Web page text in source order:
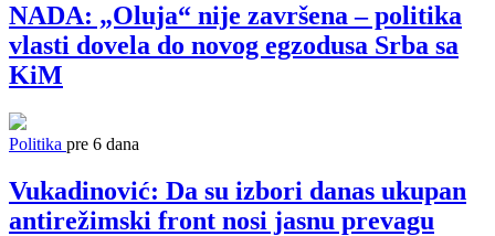
NADA: „Oluja“ nije završena – politika
vlasti dovela do novog egzodusa Srba sa
KiM
Politika pre 6 dana
Vukadinović: Da su izbori danas ukupan
antirežimski front nosi jasnu prevagu